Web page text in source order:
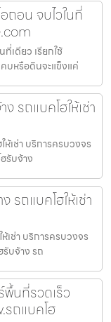
อน จบไวในที่
เดียว เรียกใช้
บหรือดินจะแข็งแค่
รถแบคโฮให้เช่า
เช่า บริการครบวงจร
รับจ้าง
รถแบคโฮให้เช่า
เช่า บริการครบวงจร
รับจ้าง รถ
นที่รวดเร็ว
ถแบคโฮ